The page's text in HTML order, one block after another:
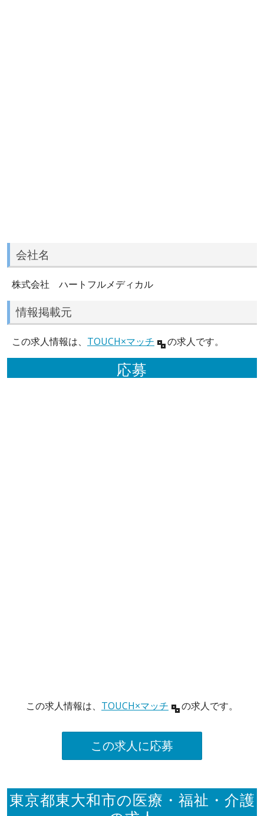
会社名
株式会社 ハートフルメディカル
情報掲載元
この求人情報は、 TOUCH×マッチ の求人です。
応募
この求人情報は、 TOUCH×マッチ の求人です。
この求人に応募
東京都東大和市の医療・福祉・介護